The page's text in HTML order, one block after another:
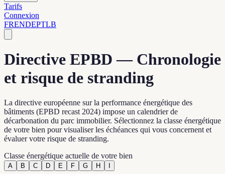
Tarifs
Connexion
FRENDEPTLB
Directive EPBD — Chronologie
et risque de stranding
La directive européenne sur la performance énergétique des
bâtiments (EPBD recast 2024) impose un calendrier de
décarbonation du parc immobilier. Sélectionnez la classe énergétique
de votre bien pour visualiser les échéances qui vous concernent et
évaluer votre risque de stranding.
Classe énergétique actuelle de votre bien
A B C D E F G H